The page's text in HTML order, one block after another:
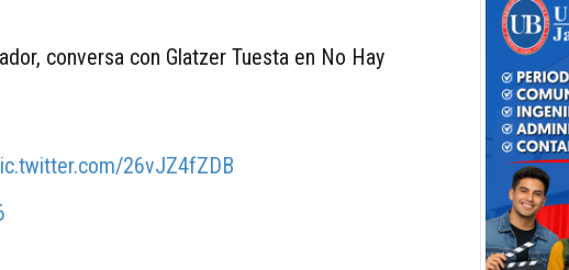
conversa con Glatzer Tuesta en No Hay
26vJZ4fZDB